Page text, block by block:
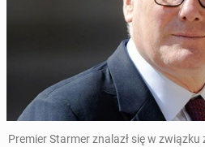
Premier Starmer znalazł się w